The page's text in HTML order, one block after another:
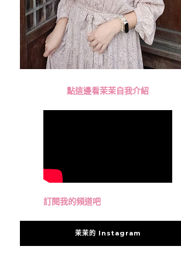
點這邊看茉茉自我介紹
訂閱我的頻道吧
茉茉的 Instagram